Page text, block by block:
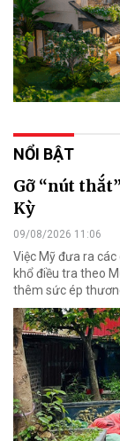
NỔI BẬT
Gỡ “nút
Kỳ
09/08/2026 11:06
Việc Mỹ đưa ra
khổ điều tra theo
thêm sức ép